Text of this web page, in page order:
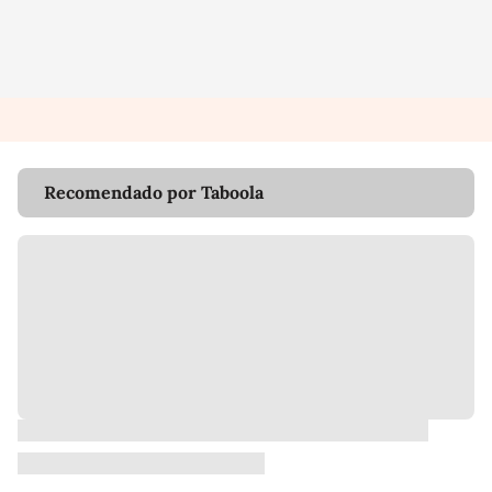
Recomendado por Taboola